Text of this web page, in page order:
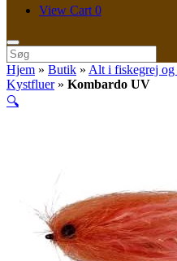
View
View Cart 0
Søg
efter:
Hjem » Butik » Alt i fiskegrej
Kystfluer» Kombardo UV
🔍